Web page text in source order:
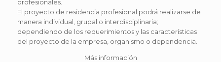
profesionales.
El proyecto de residencia profesional podrá realizarse de
manera individual, grupal o interdisciplinaria;
dependiendo de los requerimientos y las características
del proyecto de la empresa, organismo o dependencia.
Más información